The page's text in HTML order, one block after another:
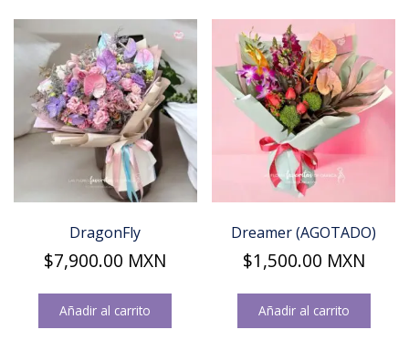
DragonFly
$7,900.00 MXN
Añadir al carrito
Dreamer (AGOTADO)
$1,500.00 MXN
Añadir al carrito